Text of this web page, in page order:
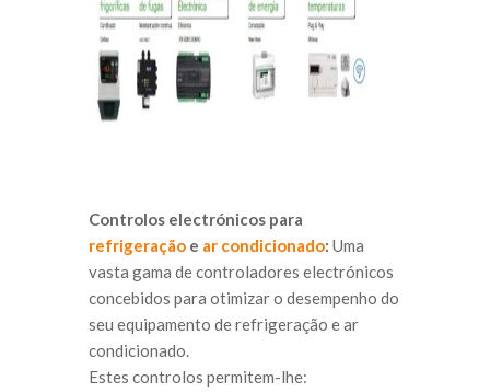
Controlos electrónicos para
refrigeraçãoe ar condicionado: Uma
vasta gama de controladores electrónicos
concebidos para otimizar o desempenho do
seu equipamento de refrigeração e ar
condicionado.
Estes controlos permitem-lhe: